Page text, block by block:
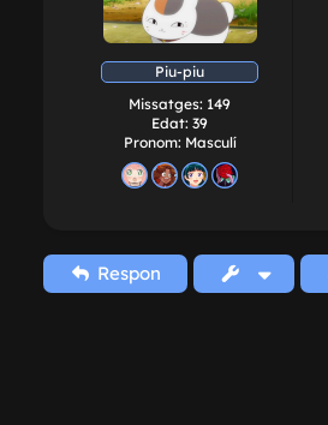
Piu-piu
Missatges: 149
Edat: 39
Pronom: Masculí
Respon